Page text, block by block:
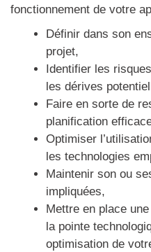
fonctionnement de votre
Définir dans son
projet,
Identifier les
les dérives
Faire en sorte de
planification
Optimiser
les technologies
Maintenir son ou
impliquées,
Mettre en place
la pointe
optimisation de